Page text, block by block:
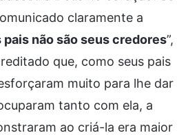
claramente a
pais não são seus credores”,
que, como seus pais
muito para lhe dar
tanto com ela, a
ao criá-la era maior